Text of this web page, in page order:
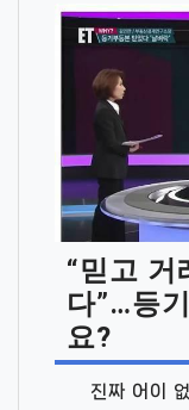
“믿고 거
다”…등
요?
진짜 어이